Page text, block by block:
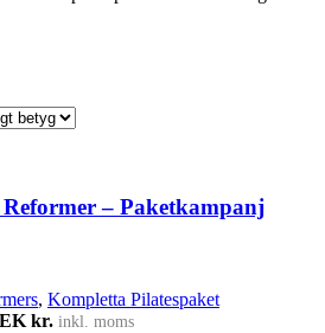
– Paketkampanj
, Kompletta Pilatespaket
priset var: 37.335 SEK kr..
kr. Det nuvarande priset är: 33.995
inkl. moms